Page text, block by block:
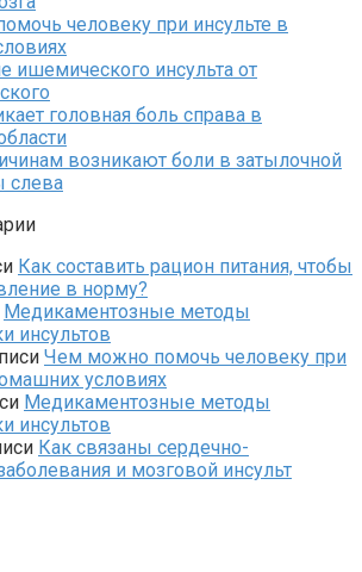
человеку при инсульте в
ишемического инсульта от
головная боль справа в
возникают боли в затылочной
слева
Как составить рацион питания, чтобы
в норму?
Медикаментозные методы
инсультов
Чем можно помочь человеку при
условиях
Медикаментозные методы
инсультов
Как связаны сердечно-
и мозговой инсульт